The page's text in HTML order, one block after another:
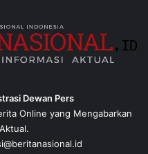
Dewan Pers
Online yang Mengabarkan